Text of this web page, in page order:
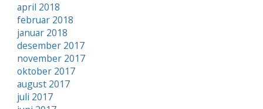
april 2018
februar 2018
januar 2018
desember 2017
november 2017
oktober 2017
august 2017
juli 2017